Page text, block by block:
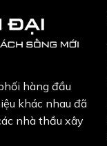
hàng đầu
khác nhau đã
nhà thầu xây